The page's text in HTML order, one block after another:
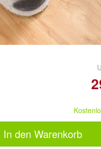
Doppelt antippen zum
vergrößern
In den Warenkorb